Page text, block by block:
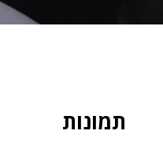
תמונות